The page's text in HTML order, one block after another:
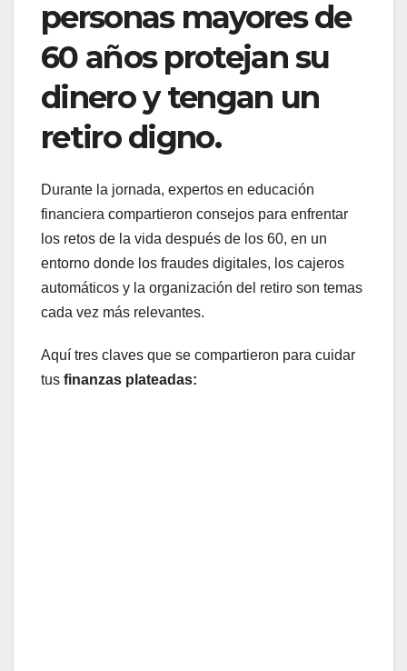
personas mayores de
60 años protejan su
dinero y tengan un
retiro digno.
Durante la jornada, expertos en educación
financiera compartieron consejos para enfrentar
los retos de la vida después de los 60, en un
entorno donde los fraudes digitales, los cajeros
automáticos y la organización del retiro son temas
cada vez más relevantes.
Aquí tres claves que se compartieron para cuidar
tus finanzas plateadas: